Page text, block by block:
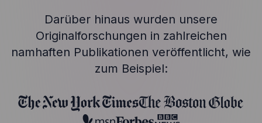
Darüber hinaus wurden unsere
Originalforschungen in zahlreichen
namhaften Publikationen veröffentlicht, wie
zum Beispiel: